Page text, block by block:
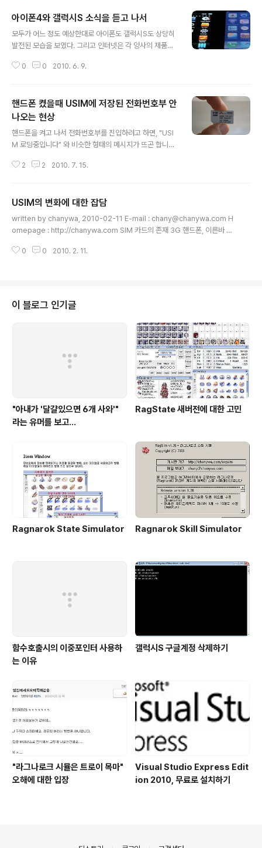
아이폰4와 갤럭시S 소식을 듣고 나서
모두가 어느 정도 예상한대로 아이폰도 갤럭시S도 상당히
발전된 모습을 보였다. 그리고 인터넷은 각 양사의 제품을
게 놀라울만하진 않다는 평도 적지 않은 것 같다. 사실 두
사용자 입장에선 크게 어필할 것은 못되는 것 같기 때문이
다. 아이폰에 LED 플래시가 장착되어도 카메라를 좀 아는
사람이라면 그걸로는 사진같은 사진을 찍을 수 없다는걸
알 것이다. 갤럭시S가 19g 정도 가볍다고 해서 혹은 아이
꿀 정도는 아닐 것이란 얘기다. 그래서 특정 제품의 우월성
0 0 2010. 6. 9.
핸드폰 켰을때 USIM에 저장된 전화번호부 안
나오는 현상
핸드폰을 켜고 나서 전화번호부를 진입하려고 하면, "USI
M 로딩중입니다" 와 비슷한 형태의 메시지가 뜨곤 합니다.
핸드폰 자체의 전화번호부에 저장하는 편이지만, 요즘들어
현상을 겪는 분들이 점점 늘어나는 것 같습니다. USIM은
핸드폰에 비해서 속도가 상당히 늦습니다. 또한 핸드폰 자
체에서 사용하는 전화번호부 구조와 USIM에서 사용하는
폰을 부팅하게 되면, USIM에 있는 전화번호부나 SMS, 통
2 2 2010. 7. 15.
USIM의 변화에 대한 잡담
written by chanywa, 2010-02-11 E-mail : chany@chanywa.com H
omepage : http://chanywa.com SIM 카드의 존재 3G 핸드폰, 이른바 화
알려지기 시작한 것이 바로 USIM 이라는 존재이다. 물론 핸드폰을 이용한 신용
럼 유럽형 2세대 통신방식이라 할 수 있다. 물론 대다수의 국가가 GSM을 사용
하고, 미국과 우리나라를 비롯한 일부국가에서만 CD..
0 0 2010. 2. 11.
이 블로그 인기글
"아내가 '달걀있으면 6개 사와'"
라는 유머를 보고...
RagState 새버전에 대한 고민
Ragnarok State Simulator Ragnarok Skill Simulator
함수호출시의 이중포인터 사용하
는 이유
갤럭시S 구글계정 삭제하기
"라그나로크 시뮬은 트로이 목마"
오해에 대한 입장
Visual Studio Express Edit
ion 2010, 무료로 설치하기